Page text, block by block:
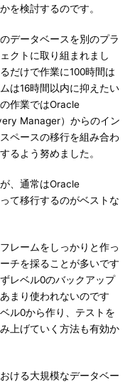
を検討するのです。
データベースを別のプラ
クトに取り組まれまし
だけで作業に100時間は
は16時間以内に抑えたい
作業ではOracle
Manager）からのイン
ペースの移行を組み合わ
るよう努めました。
、通常はOracle
て移行するのがベストな
レームをしっかりと作っ
チを採ることが多いです
レベル0のバックアップ
まり使われないのです
ル0から作り、テストを
上げていく方法も有効か
ける大規模なデータベー